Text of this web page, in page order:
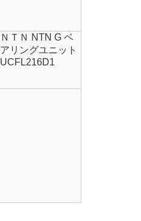
ＮＴＮ NTN G ベ
アリングユニット
UCFL216D1